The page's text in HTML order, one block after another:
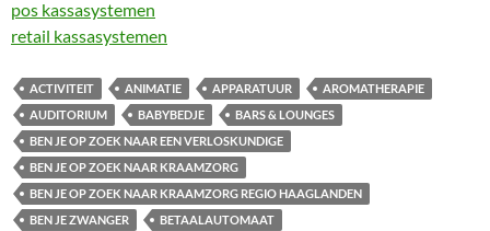
pos kassasystemen
retail kassasystemen
ACTIVITEIT ANIMATIE APPARATUUR
AROMATHERAPIE
AUDITORIUM
BABYBEDJE
BARS & LOUNGES
BEN JE OP ZOEK NAAR EEN VERLOSKUNDIGE
BEN JE OP ZOEK NAAR KRAAMZORG
BEN JE OP ZOEK NAAR KRAAMZORG REGIO HAAGLANDEN
BEN JE ZWANGER
BETAALAUTOMAAT